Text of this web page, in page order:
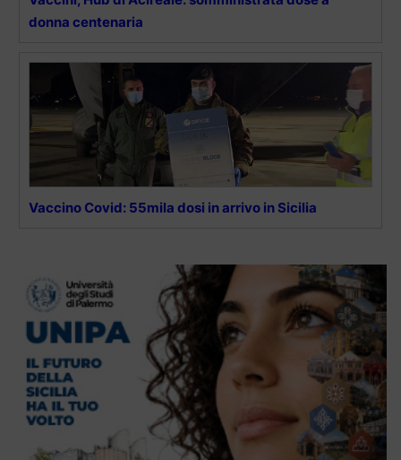
donna centenaria
Vaccino Covid: 55mila dosi in arrivo in Sicilia